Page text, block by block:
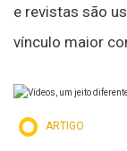
e revistas são
vínculo maior
ARTIGO